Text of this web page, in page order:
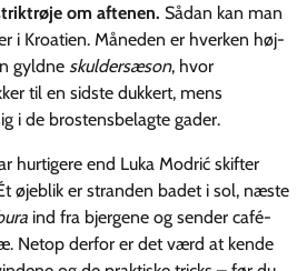
om aftenen. Sådan kan man
i Kroatien. Måneden er hverken høj-
gyldne skuldersæson, hvor
til en sidste dukkert, mens
i de brostensbelagte gader.
hurtigere end Luka Modrić skifter
øjeblik er stranden badet i sol, næste
ind fra bjergene og sender café­
Netop derfor er det værd at kende